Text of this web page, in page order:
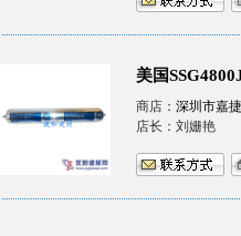
美国
商店： 深圳市嘉
店长：刘姗艳